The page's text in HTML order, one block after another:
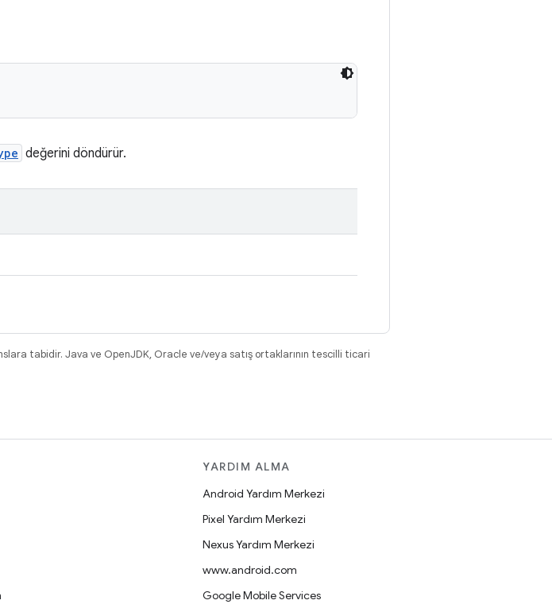
değerini döndürür.
tabidir. Java ve OpenJDK, Oracle ve/veya satış ortaklarının tescilli ticari
YARDIM ALMA
Android Yardım Merkezi
Pixel Yardım Merkezi
Nexus Yardım Merkezi
www.android.com
Google Mobile Services